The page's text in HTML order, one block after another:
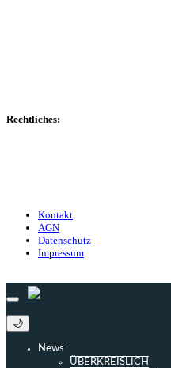
Rechtliches:
Kontakt
AGN
Datenschutz
Impressum
🌙
News
ÜBERKREISLICH